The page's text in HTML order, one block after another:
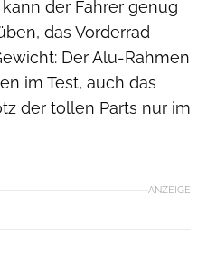
der Fahrer genug
das Vorderrad
Der Alu-Rahmen
im Test, auch das
der tollen Parts nur im
ANZEIGE